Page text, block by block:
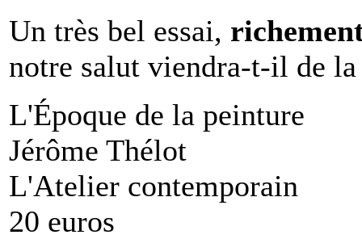
Un très bel essai,
notre salut viendra-t-il de
L'Époque de la peinture
Jérôme Thélot
L'Atelier contemporain
20 euros